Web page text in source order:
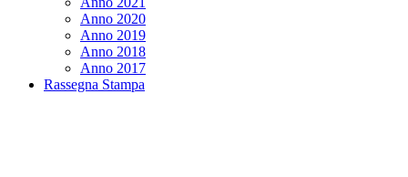
Anno 2020
Anno 2019
Anno 2018
Anno 2017
Rassegna Stampa